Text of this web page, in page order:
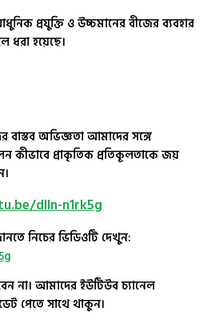
প্রযুক্তি ও উচ্চমানের বীজের ব্যবহার
ধরা হয়েছে।
বাস্তব অভিজ্ঞতা আমাদের সঙ্গে
কীভাবে প্রাকৃতিক প্রতিকূলতাকে জয়
dlIn-n1rk5g
নিচের ভিডিওটি দেখুন:
না। আমাদের ইউটিউব চ্যানেল
পেতে সাথে থাকুন।